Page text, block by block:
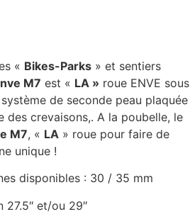
« Bikes-Parks » et sentiers
M7 est « LA » roue ENVE sous
de seconde peau plaquée
des crevaisons,. A la poubelle, le
M7, « LA » roue pour faire de
unique !
disponibles : 30 / 35 mm
27.5″ et/ou 29″